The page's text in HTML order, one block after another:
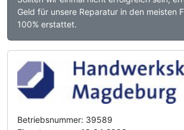
Geld für unsere Reparatur in den meisten
100% erstattet.
Betriebsnummer: 39589